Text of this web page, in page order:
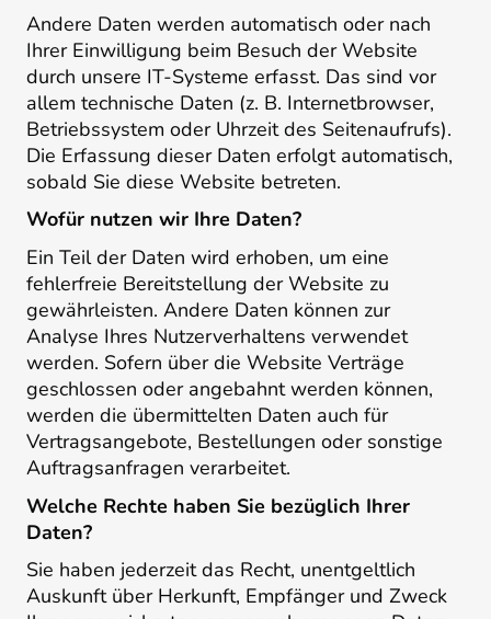
Andere Daten werden automatisch oder nach
Ihrer Einwilligung beim Besuch der Website
durch unsere IT-Systeme erfasst. Das sind vor
allem technische Daten (z. B. Internetbrowser,
Betriebssystem oder Uhrzeit des Seitenaufrufs).
Die Erfassung dieser Daten erfolgt automatisch,
sobald Sie diese Website betreten.
Wofür nutzen wir Ihre Daten?
Ein Teil der Daten wird erhoben, um eine
fehlerfreie Bereitstellung der Website zu
gewährleisten. Andere Daten können zur
Analyse Ihres Nutzerverhaltens verwendet
werden. Sofern über die Website Verträge
geschlossen oder angebahnt werden können,
werden die übermittelten Daten auch für
Vertragsangebote, Bestellungen oder sonstige
Auftragsanfragen verarbeitet.
Welche Rechte haben Sie bezüglich Ihrer
Daten?
Sie haben jederzeit das Recht, unentgeltlich
Auskunft über Herkunft, Empfänger und Zweck